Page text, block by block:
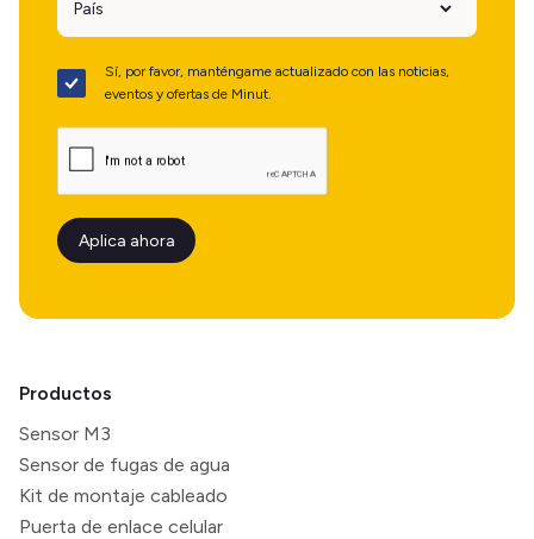
Sí, por favor, manténgame actualizado con las noticias,
eventos y ofertas de Minut.
Productos
Sensor M3
Sensor de fugas de agua
Kit de montaje cableado
Puerta de enlace celular